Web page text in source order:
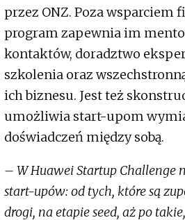
przez ONZ. Poza wsparciem
program zapewnia im
kontaktów, doradztwo
szkolenia oraz
ich biznesu. Jest też
umożliwia start-upom
doświadczeń między sobą.
– W Huawei Startup Challenge
start-upów: od tych, które są
drogi, na etapie seed, aż po